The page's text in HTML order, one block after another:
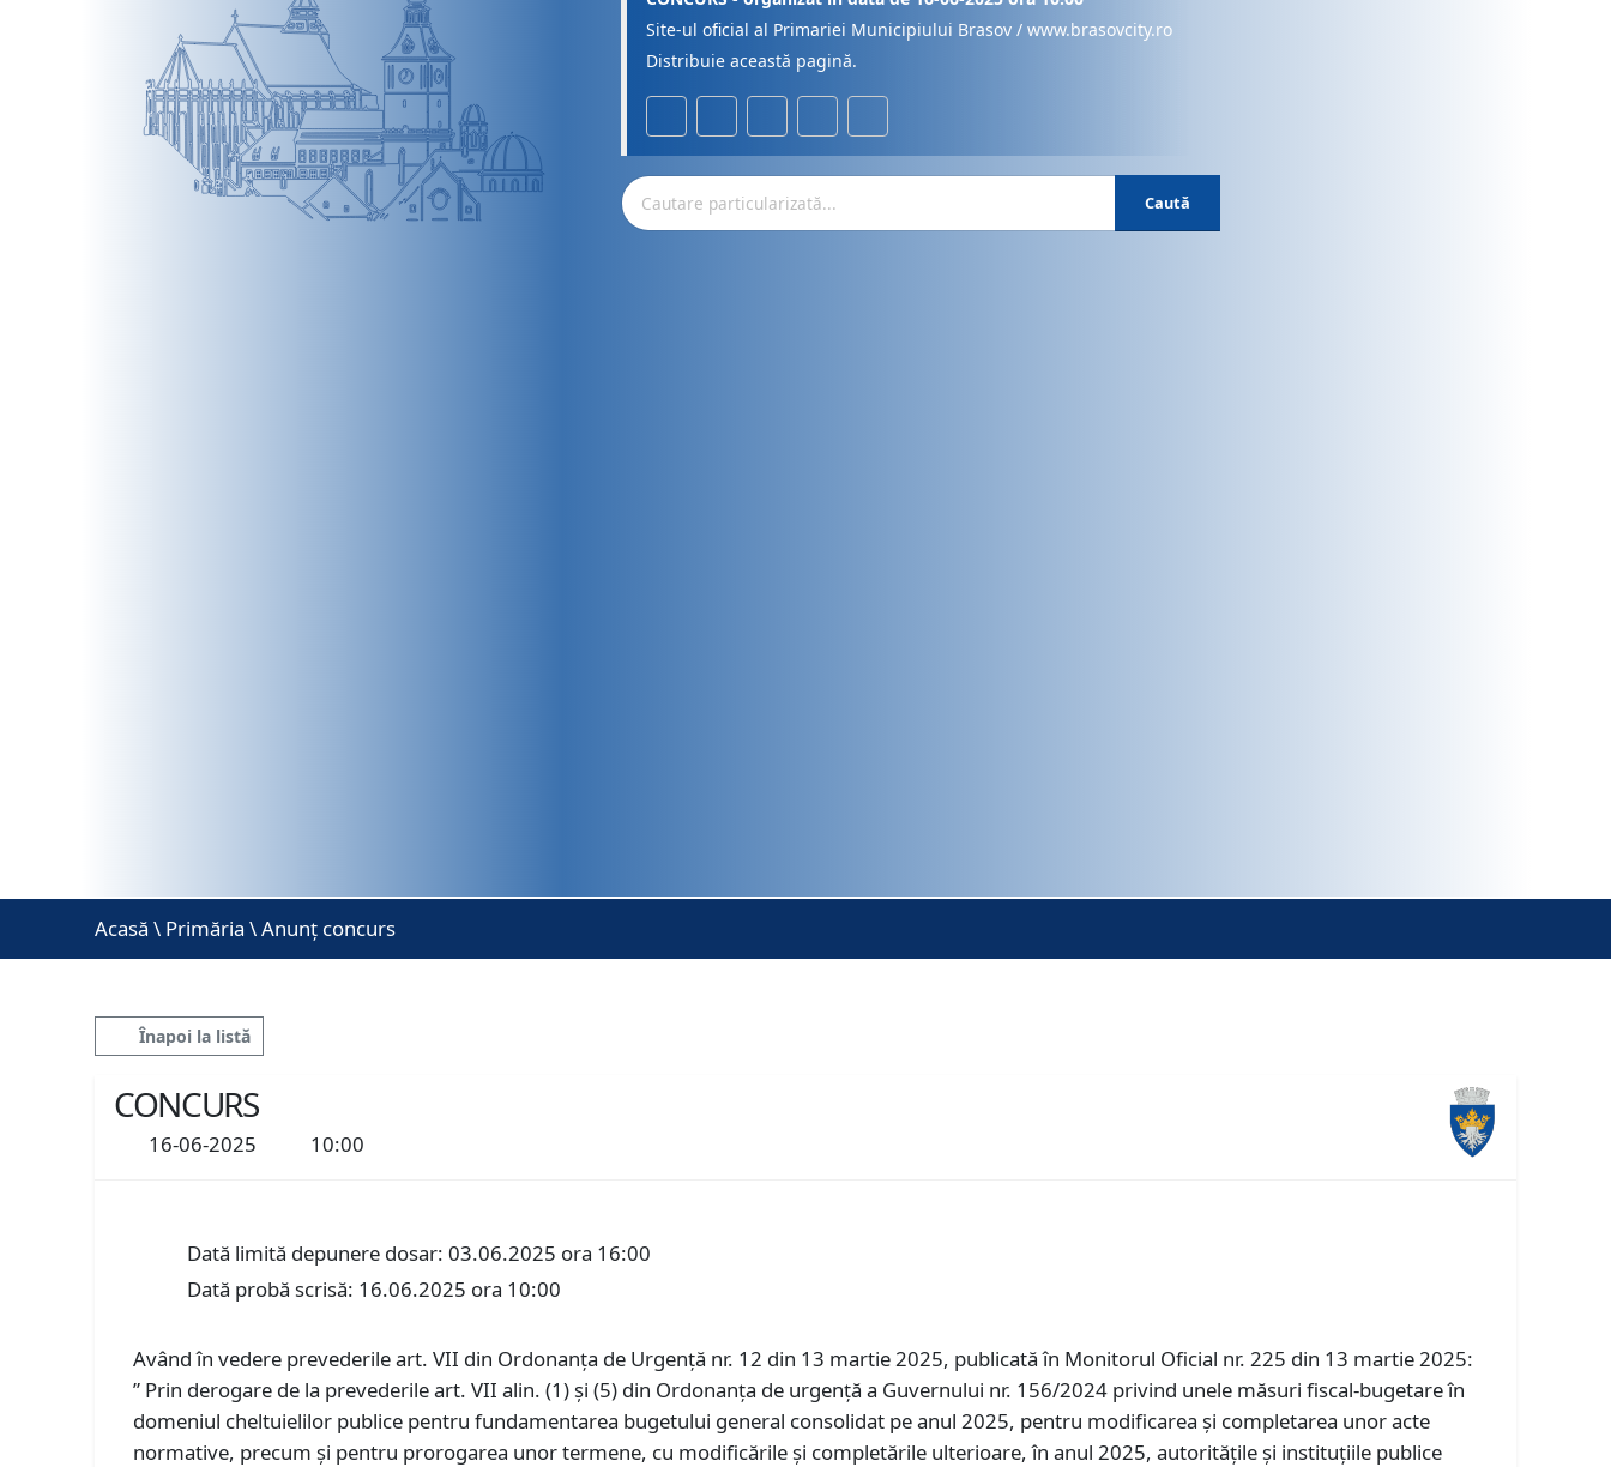
Site-ul oficial al Primariei Municipiului Brasov / www.brasovcity.ro
Distribuie această pagină.
Caută
Acasă \ Primăria \ Anunț concurs
Înapoi la listă
CONCURS
16-06-2025 10:00
Dată limită depunere dosar: 03.06.2025 ora 16:00
Dată probă scrisă: 16.06.2025 ora 10:00
Având în vedere prevederile art. VII din Ordonanța de Urgență nr. 12 din 13 martie 2025, publicată în Monitorul Oficial nr. 225 din 13 martie 2025:
” Prin derogare de la prevederile art. VII alin. (1) și (5) din Ordonanța de urgență a Guvernului nr. 156/2024 privind unele măsuri fiscal-bugetare în
domeniul cheltuielilor publice pentru fundamentarea bugetului general consolidat pe anul 2025, pentru modificarea și completarea unor acte
normative, precum și pentru prorogarea unor termene, cu modificările și completările ulterioare, în anul 2025, autoritățile și instituțiile publice